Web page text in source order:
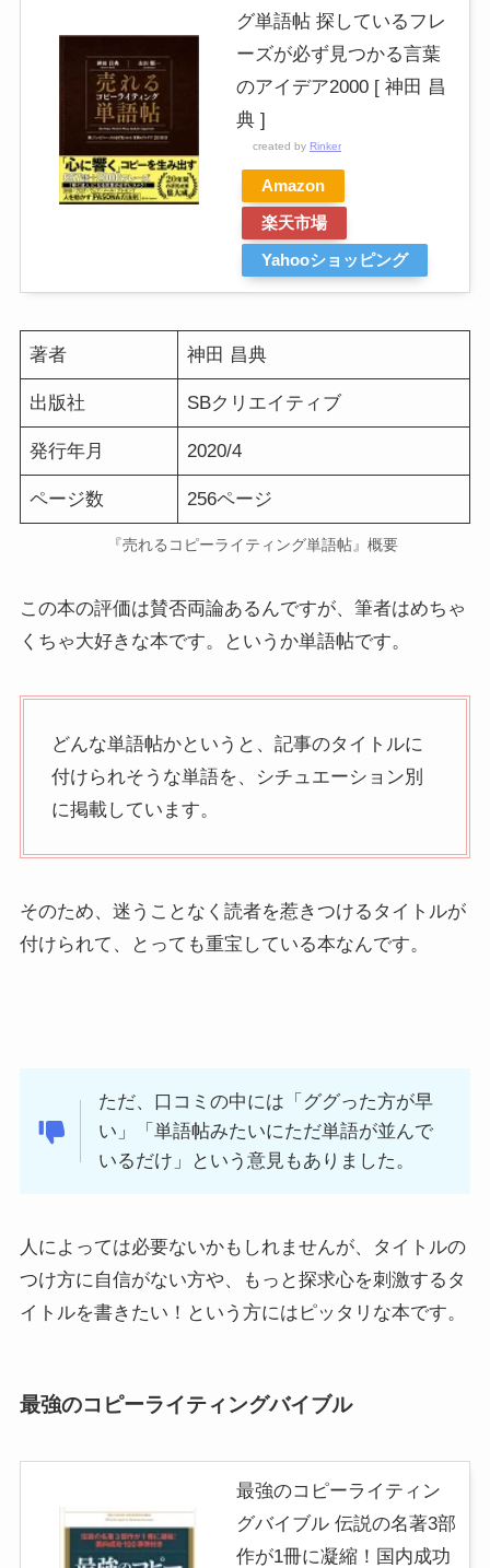
グ単語帖 探しているフレ
ーズが必ず見つかる言葉
のアイデア2000 [ 神田 昌
典 ]
created by Rinker
Amazon
楽天市場
Yahooショッピング
著者 神田 昌典
出版社 SBクリエイティブ
発行年月 2020/4
ページ数 256ページ
『売れるコピーライティング単語帖』概要
この本の評価は賛否両論あるんですが、筆者はめちゃ
くちゃ大好きな本です。というか単語帖です。
どんな単語帖かというと、記事のタイトルに
付けられそうな単語を、シチュエーション別
に掲載しています。
そのため、迷うことなく読者を惹きつけるタイトルが
付けられて、とっても重宝している本なんです。
ただ、口コミの中には「ググった方が早
い」「単語帖みたいにただ単語が並んで
いるだけ」という意見もありました。
人によっては必要ないかもしれませんが、タイトルの
つけ方に自信がない方や、もっと探求心を刺激するタ
イトルを書きたい！という方にはピッタリな本です。
最強のコピーライティングバイブル
最強のコピーライティン
グバイブル 伝説の名著3部
作が1冊に凝縮！国内成功